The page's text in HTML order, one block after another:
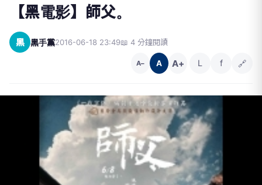
【黑電影】師父。
黑 黑手黨2016-06-18 23:49📖 4 分鐘閱讀
A− A A+ L f 🔗